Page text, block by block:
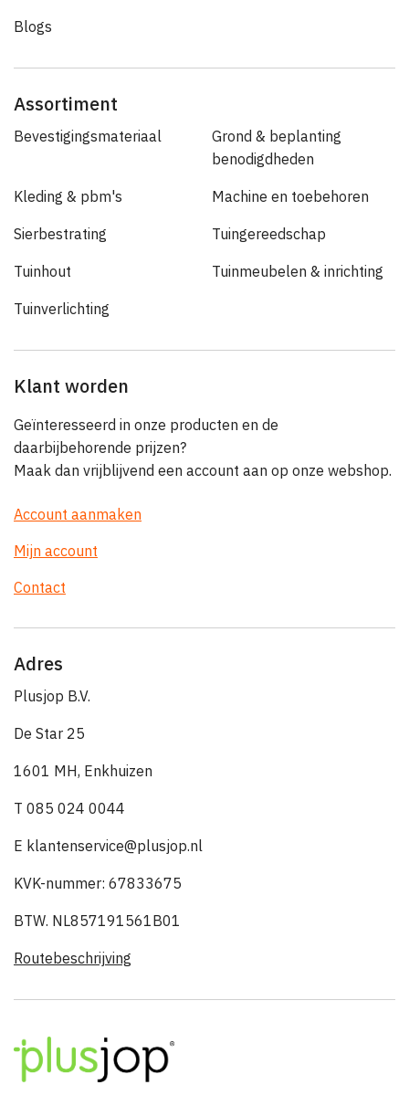
Blogs
Assortiment
Bevestigingsmateriaal
Grond & beplanting
benodigdheden
Kleding & pbm's Machine en toebehoren
Sierbestrating Tuingereedschap
Tuinhout Tuinmeubelen & inrichting
Tuinverlichting
Klant worden
Geïnteresseerd in onze producten en de
daarbijbehorende prijzen?
Maak dan vrijblijvend een account aan op onze webshop.
Account aanmaken
Mijn account
Contact
Adres
Plusjop B.V.
De Star 25
1601 MH, Enkhuizen
T 085 024 0044
E klantenservice@plusjop.nl
KVK-nummer: 67833675
BTW. NL857191561B01
Routebeschrijving